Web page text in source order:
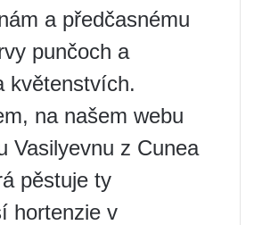
a předčasnému
punčoch a
květenstvích.
na našem webu
Vasilyevnu z Cunea
pěstuje ty
hortenzie v